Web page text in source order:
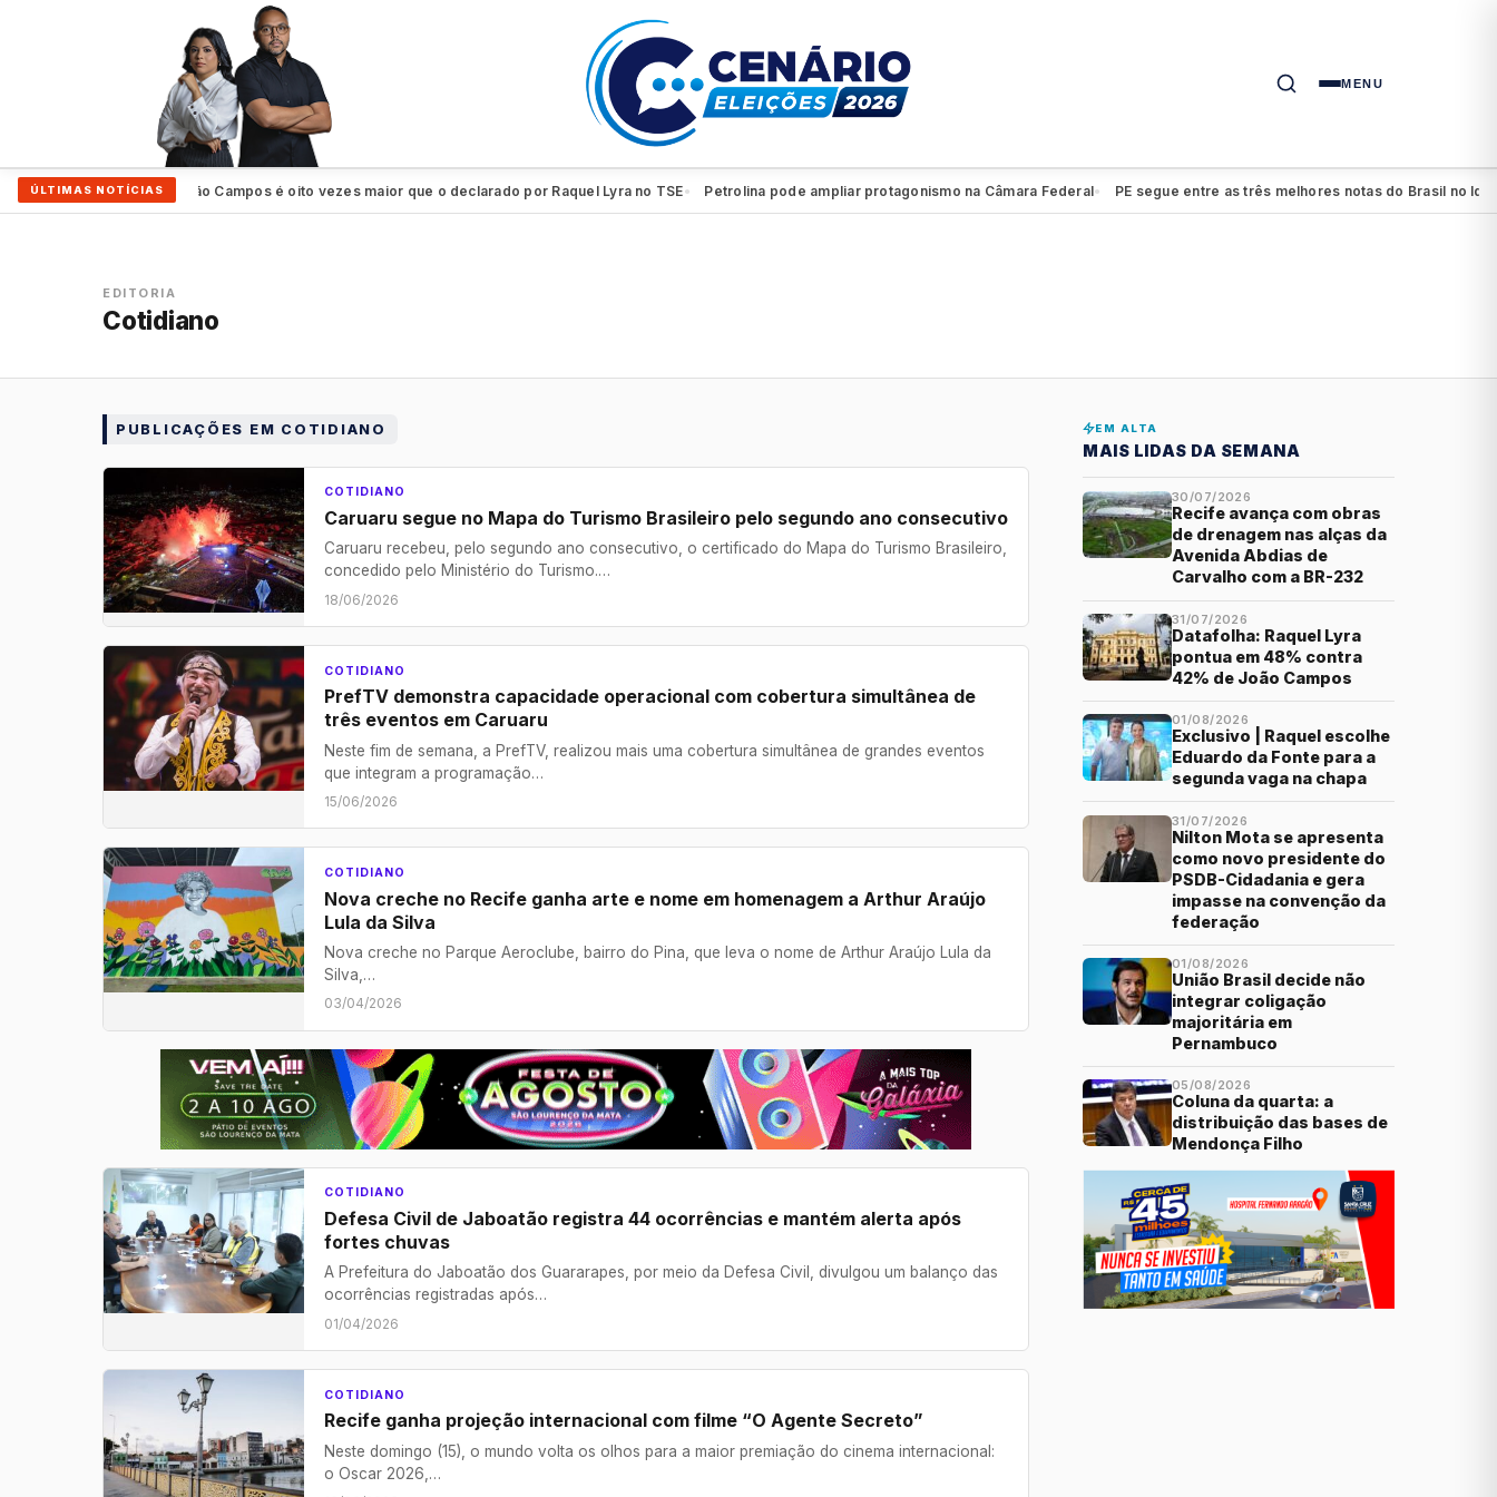
MENU
ÚLTIMAS NOTÍCIAS
● Patrimônio de João Campos é oito vezes maior que o declarado por Raquel Lyra no TSE● Petrolina pode ampliar protagonismo na Câmara Federal● PE segue entre as três melhores notas do Brasil no Ideb
EDITORIA
Cotidiano
PUBLICAÇÕES EM COTIDIANO
COTIDIANO
Caruaru segue no Mapa do Turismo Brasileiro pelo segundo ano consecutivo
Caruaru recebeu, pelo segundo ano consecutivo, o certificado do Mapa do Turismo Brasileiro,
concedido pelo Ministério do Turismo.…
18/06/2026
COTIDIANO
PrefTV demonstra capacidade operacional com cobertura simultânea de
três eventos em Caruaru
Neste fim de semana, a PrefTV, realizou mais uma cobertura simultânea de grandes eventos
que integram a programação…
15/06/2026
COTIDIANO
Nova creche no Recife ganha arte e nome em homenagem a Arthur Araújo
Lula da Silva
Nova creche no Parque Aeroclube, bairro do Pina, que leva o nome de Arthur Araújo Lula da
Silva,…
03/04/2026
COTIDIANO
Defesa Civil de Jaboatão registra 44 ocorrências e mantém alerta após
fortes chuvas
A Prefeitura do Jaboatão dos Guararapes, por meio da Defesa Civil, divulgou um balanço das
ocorrências registradas após…
01/04/2026
COTIDIANO
Recife ganha projeção internacional com filme “O Agente Secreto”
Neste domingo (15), o mundo volta os olhos para a maior premiação do cinema internacional:
o Oscar 2026,…
EM ALTA
MAIS LIDAS DA SEMANA
30/07/2026
Recife avança com obras
de drenagem nas alças da
Avenida Abdias de
Carvalho com a BR-232
31/07/2026
Datafolha: Raquel Lyra
pontua em 48% contra
42% de João Campos
01/08/2026
Exclusivo | Raquel escolhe
Eduardo da Fonte para a
segunda vaga na chapa
31/07/2026
Nilton Mota se apresenta
como novo presidente do
PSDB-Cidadania e gera
impasse na convenção da
federação
01/08/2026
União Brasil decide não
integrar coligação
majoritária em
Pernambuco
05/08/2026
Coluna da quarta: a
distribuição das bases de
Mendonça Filho